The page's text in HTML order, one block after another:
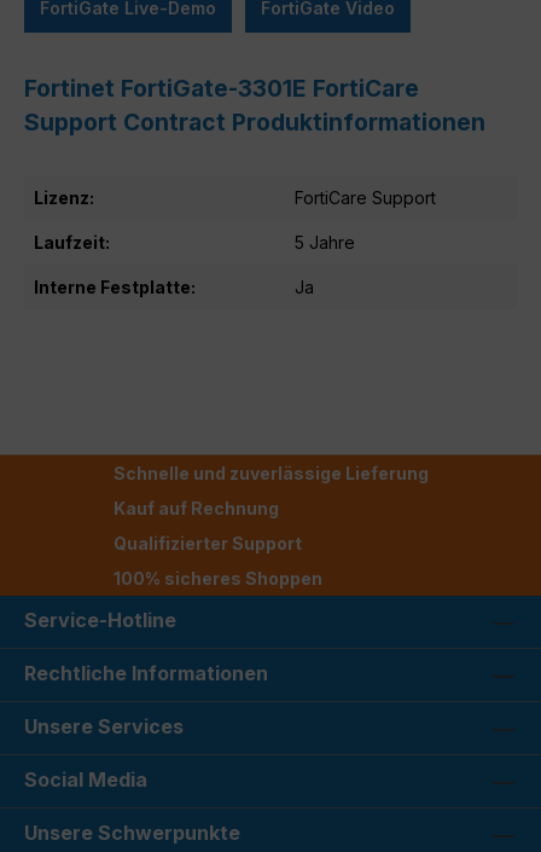
FortiGate Live-Demo FortiGate Video
Fortinet FortiGate-3301E FortiCare
Support Contract Produktinformationen
Lizenz: FortiCare Support
Laufzeit: 5 Jahre
Interne Festplatte: Ja
Schnelle und zuverlässige Lieferung
Kauf auf Rechnung
Qualifizierter Support
100% sicheres Shoppen
Service-Hotline
Rechtliche Informationen
Unsere Services
Social Media
Unsere Schwerpunkte